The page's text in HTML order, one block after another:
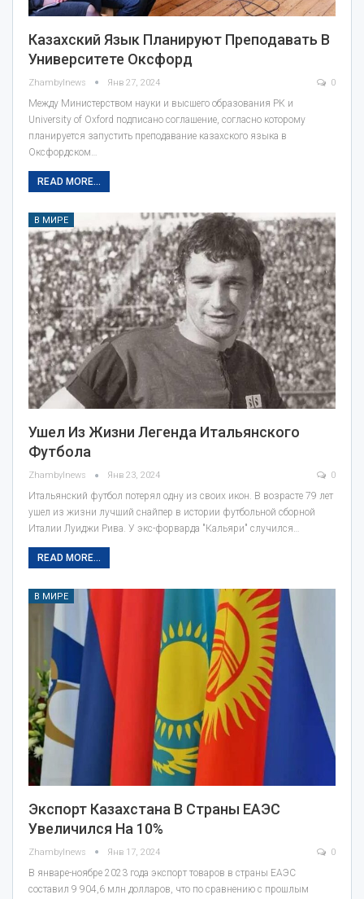
Казахский Язык Планируют Преподавать В
Университете Оксфорд
Zhambylnews Янв 27, 2024 0
Между Министерством науки и высшего образования РК и
University of Oxford подписано соглашение, согласно которому
планируется запустить преподавание казахского языка в
Оксфордском…
READ MORE...
В МИРЕ
Ушел Из Жизни Легенда Итальянского
Футбола
Zhambylnews Янв 23, 2024 0
Итальянский футбол потерял одну из своих икон. В возрасте 79 лет
ушел из жизни лучший снайпер в истории футбольной сборной
Италии Луиджи Рива. У экс-форварда "Кальяри" случился…
READ MORE...
В МИРЕ
Экспорт Казахстана В Страны ЕАЭС
Увеличился На 10%
Zhambylnews Янв 17, 2024 0
В январе-ноябре 2023 года экспорт товаров в страны ЕАЭС
составил 9 904,6 млн долларов, что по сравнению с прошлым